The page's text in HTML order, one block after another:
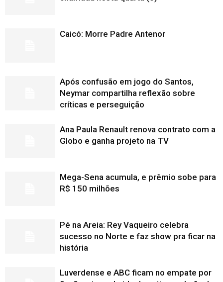
Caicó: Morre Padre Antenor
Após confusão em jogo do Santos,
Neymar compartilha reflexão sobre
críticas e perseguição
Ana Paula Renault renova contrato com a
Globo e ganha projeto na TV
Mega-Sena acumula, e prêmio sobe para
R$ 150 milhões
Pé na Areia: Rey Vaqueiro celebra
sucesso no Norte e faz show pra ficar na
história
Luverdense e ABC ficam no empate por